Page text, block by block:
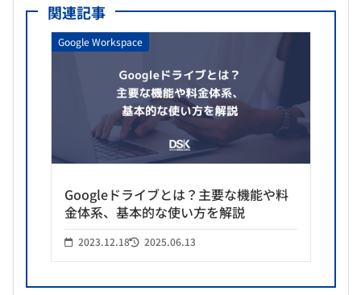
関連記事
Google Workspace
Googleドライブとは？主要な機能や料
金体系、基本的な使い方を解説
2023.12.18 2025.06.13